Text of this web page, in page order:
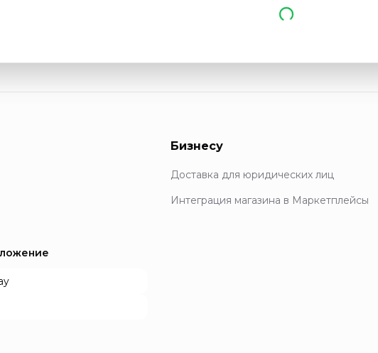
Бизнесу
Доставка для юридических лиц
Интеграция магазина в Маркетплейсы